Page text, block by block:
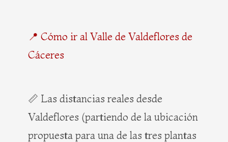
📍 Cómo ir al Valle de Valdeflores de
Cáceres
📏 Las distancias reales desde
Valdeflores (partiendo de la ubicación
propuesta para una de las tres plantas